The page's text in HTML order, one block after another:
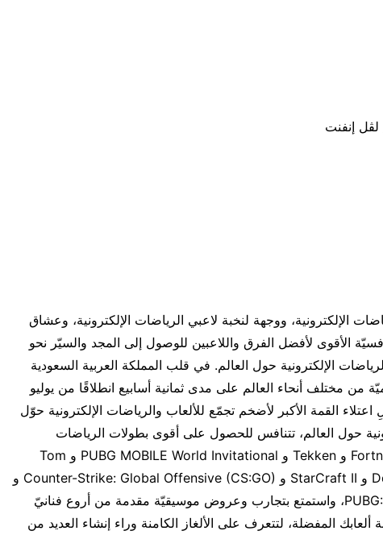
لڤل إنفنت
الإلكترونية، ووجهة لنخبة لاعبي الرياضات الإلكترونية، وعشاق
الأقوى لأفضل الفرق واللاعبين للوصول إلى المجد والسيّر نحو
الإلكترونية حول العالم. في قلب المملكة العربية السعودية
من مختلف أنحاء العالم على مدى ثمانية أسابيع انطلاقًا من يوليو
القمة الأكبر لأضخم تجمّع للألعاب والرياضات الإلكترونية حوّل
حول العالم، تتنافس للحصول على أقوى بطولات الرياضات
الإلكترونية في أشهر الألعاب التنافسية: Fortnite و Tekken و PUBG MOBILE World Invitational و Tom
Clancy’s Rainbow Six® Siege و Dota 2 و StarCraft II و Counter-Strike: Global Offensive (CS:GO) و
Rocket League و PUBG: BATTLEGROUNDS، واستمتع بتجارب وعروض موسيقيّة مقدمة من أروع فنانيّ
المفضلة، لتتعرف على الألغاز الكامنة وراء إنشاء العديد من